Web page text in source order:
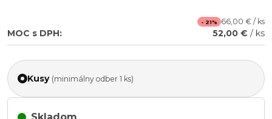
- 21% 66,00 € / ks
MOC s DPH: 52,00 € / ks
Kusy (minimálny odber 1 ks)